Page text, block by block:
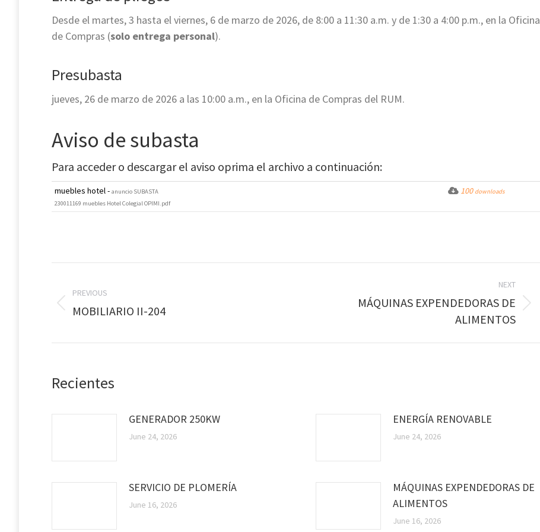
Desde el martes, 3 hasta el viernes, 6 de marzo de 2026, de 8:00 a 11:30 a.m. y de 1:30 a 4:00 p.m., en la Oficina
de Compras (solo entrega personal).
Presubasta
jueves, 26 de marzo de 2026 a las 10:00 a.m., en la Oficina de Compras del RUM.
Aviso de subasta
Para acceder o descargar el aviso oprima el archivo a continuación:
muebles hotel - anuncio SUBASTA
230011169 muebles Hotel Colegial OPIMI.pdf
100 downloads
navigation
PREVIOUS
Previous
MOBILIARIO II-204
NEXT
MÁQUINAS EXPENDEDORAS DE
ALIMENTOS
Recientes
GENERADOR 250KW
June 24, 2026
ENERGÍA RENOVABLE
June 24, 2026
SERVICIO DE PLOMERÍA
June 16, 2026
MÁQUINAS EXPENDEDORAS DE
ALIMENTOS
June 16, 2026